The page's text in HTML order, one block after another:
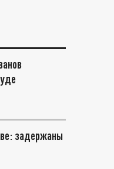
задержаны